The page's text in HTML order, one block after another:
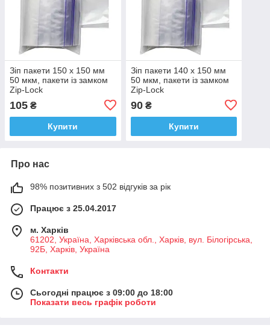
Зіп пакети 150 х 150 мм
50 мкм, пакети із замком
Zip-Lock
105 ₴
Купити
Зіп пакети 140 х 150 мм
50 мкм, пакети із замком
Zip-Lock
90₴
Купити
Про нас
98% позитивних з 502 відгуків за рік
Працює з 25.04.2017
м. Харків
61202, Україна, Харківська обл., Харків, вул. Білогірська,
92Б, Харків, Україна
Контакти
Сьогодні працює з 09:00 до 18:00
Показати весь графік роботи